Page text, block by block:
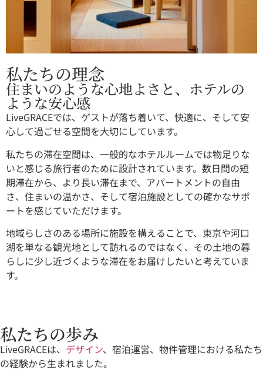
私たちの理念
住まいのような心地よさと、ホテルの
ような安心感
LiveGRACEでは、ゲストが落ち着いて、快適に、そして安
心して過ごせる空間を大切にしています。
私たちの滞在空間は、一般的なホテルルームでは物足りな
いと感じる旅行者のために設計されています。数日間の短
期滞在から、より長い滞在まで、アパートメントの自由
さ、住まいの温かさ、そして宿泊施設としての確かなサポ
ートを感じていただけます。
地域らしさのある場所に施設を構えることで、東京や河口
湖を単なる観光地として訪れるのではなく、その土地の暮
らしに少し近づくような滞在をお届けしたいと考えていま
す。
私たちの歩み
LiveGRACEは、 デザイン、宿泊運営、物件管理における私たち
の経験から生まれました。